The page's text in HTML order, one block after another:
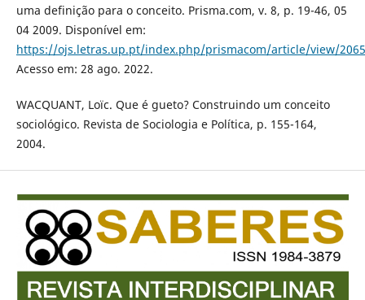
uma definição para o conceito. Prisma.com, v. 8, p. 19-46, 05
04 2009. Disponível em:
https://ojs.letras.up.pt/index.php/prismacom/article/view/
Acesso em: 28 ago. 2022.
WACQUANT, Loïc. Que é gueto? Construindo um conceito
sociológico. Revista de Sociologia e Política, p. 155-164,
2004.